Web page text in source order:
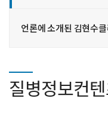
언론에 소개된 김현수
질병정보컨